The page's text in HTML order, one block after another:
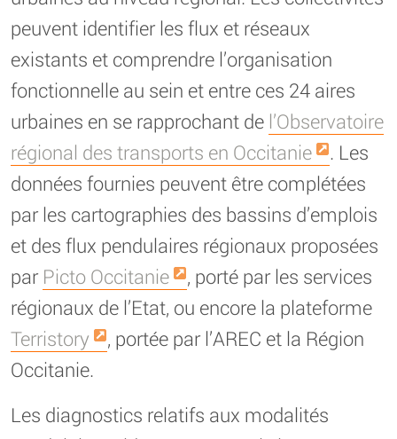
peuvent identifier les flux et réseaux
existants et comprendre l’organisation
fonctionnelle au sein et entre ces 24 aires
urbaines en se rapprochant de l’Observatoire
régional des transports en Occitanie
. Les
données fournies peuvent être complétées
par les cartographies des bassins d’emplois
et des flux pendulaires régionaux proposées
par Picto Occitanie
, porté par les services
régionaux de l’Etat, ou encore la plateforme
Terristory
, portée par l’AREC et la Région
Occitanie.
Les diagnostics relatifs aux modalités